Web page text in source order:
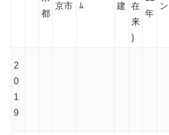
都
京市 ﾑ 建 在
来
)
年
2
0
1
9